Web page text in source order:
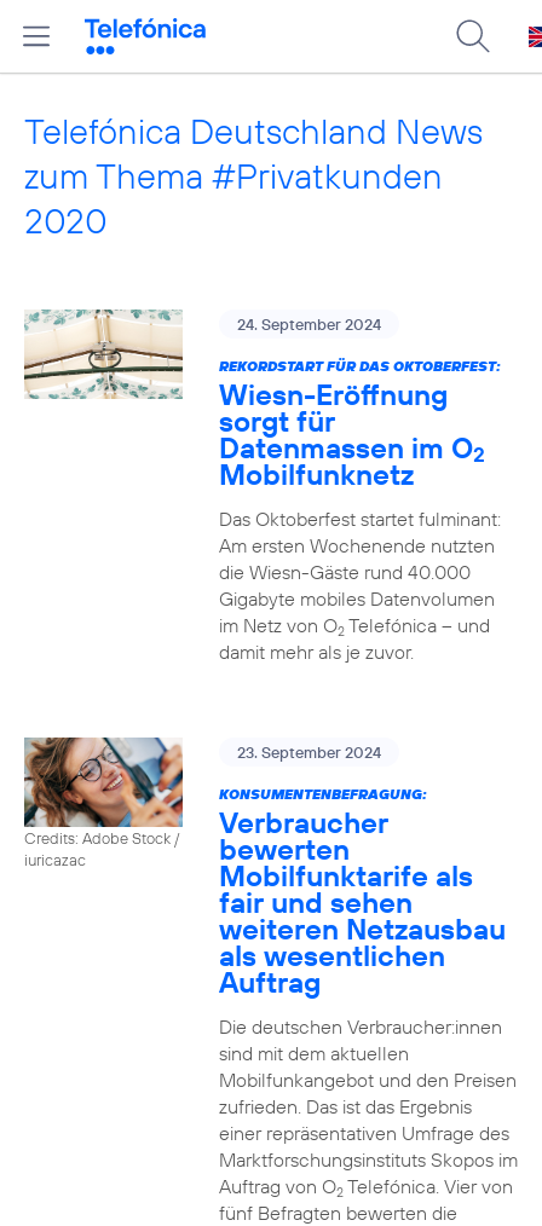
Telefónica Deutschland News
zum Thema #Privatkunden
2020
24. September 2024
REKORDSTART FÜR DAS OKTOBERFEST:
Wiesn-Eröffnung
sorgt für
Datenmassen im O2
Mobilfunknetz
Das Oktoberfest startet fulminant:
Am ersten Wochenende nutzten
die Wiesn-Gäste rund 40.000
Gigabyte mobiles Datenvolumen
im Netz von O2Telefónica – und
damit mehr als je zuvor.
Credits: Adobe Stock /
iuricazac
23. September 2024
KONSUMENTENBEFRAGUNG:
Verbraucher
bewerten
Mobilfunktarife als
fair und sehen
weiteren Netzausbau
als wesentlichen
Auftrag
Die deutschen Verbraucher:innen
sind mit dem aktuellen
Mobilfunkangebot und den Preisen
zufrieden. Das ist das Ergebnis
einer repräsentativen Umfrage des
Marktforschungsinstituts Skopos im
Auftrag von O2Telefónica. Vier von
fünf Befragten bewerten die